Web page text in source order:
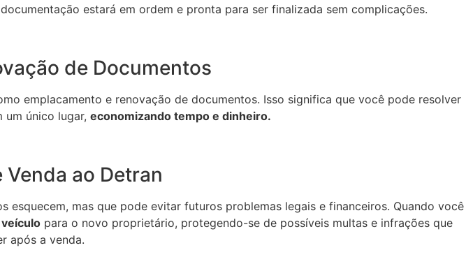
estará em ordem e pronta para ser finalizada sem complicações.
de Documentos
emplacamento e renovação de documentos. Isso significa que você pode resolver
um único lugar, economizando tempo e dinheiro.
ao Detran
mas que pode evitar futuros problemas legais e financeiros. Quando você
para o novo proprietário, protegendo-se de possíveis multas e infrações que
após a venda.